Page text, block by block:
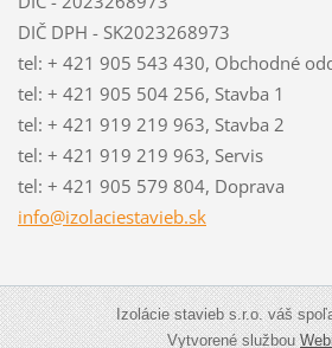
DIČ DPH - SK2023268973
tel: + 421 905 543 430, Obchodné
tel: + 421 905 504 256, Stavba 1
tel: + 421 919 219 963, Stavba 2
tel: + 421 919 219 963, Servis
tel: + 421 905 579 804, Doprava
info@izolaciestavieb.sk
Izolácie stavieb s.r.o. váš
Vytvorené službou